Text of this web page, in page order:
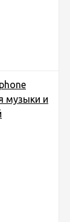
музыки и